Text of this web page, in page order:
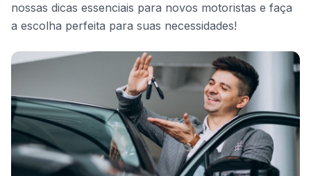
nossas dicas essenciais para novos motoristas e faça
a escolha perfeita para suas necessidades!